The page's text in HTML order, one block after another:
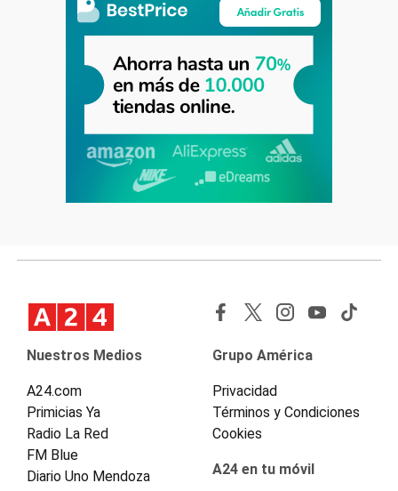
Nuestros Medios
A24.com
Primicias Ya
Radio La Red
FM Blue
Diario Uno Mendoza
Grupo América
Privacidad
Términos y Condiciones
Cookies
A24 en tu móvil